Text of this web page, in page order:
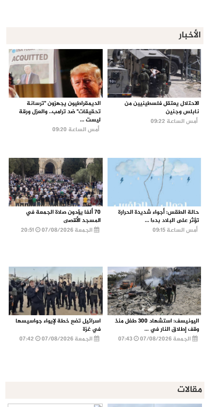
الأخبار
الاحتلال يعتقل فلسطينيين من
نابلس وجنين
أمس الساعة 09:22
الديمقراطيون يجهزون "ترسانة
تحقيقات" ضد ترامب.. والعزل ورقة
ليست ...
أمس الساعة 09:20
حالة الطقس: أجواء شديدة الحرارة
تؤثر على البلاد بدءا ...
أمس الساعة 09:15
70 ألفا يؤدون صلاة الجمعة في
المسجد الأقصى
الجمعة 07/08/2026
20:51
اليونيسف: استشهاد 300 طفل منذ
وقف إطلاق النار في ...
الجمعة 07/08/2026
اسرائيل تضع خطة لإيواء جواسيسها
في غزة
الجمعة 07/08/2026
مقالات